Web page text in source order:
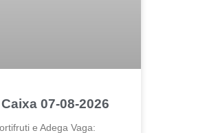
07-08-2026
e Adega Vaga: